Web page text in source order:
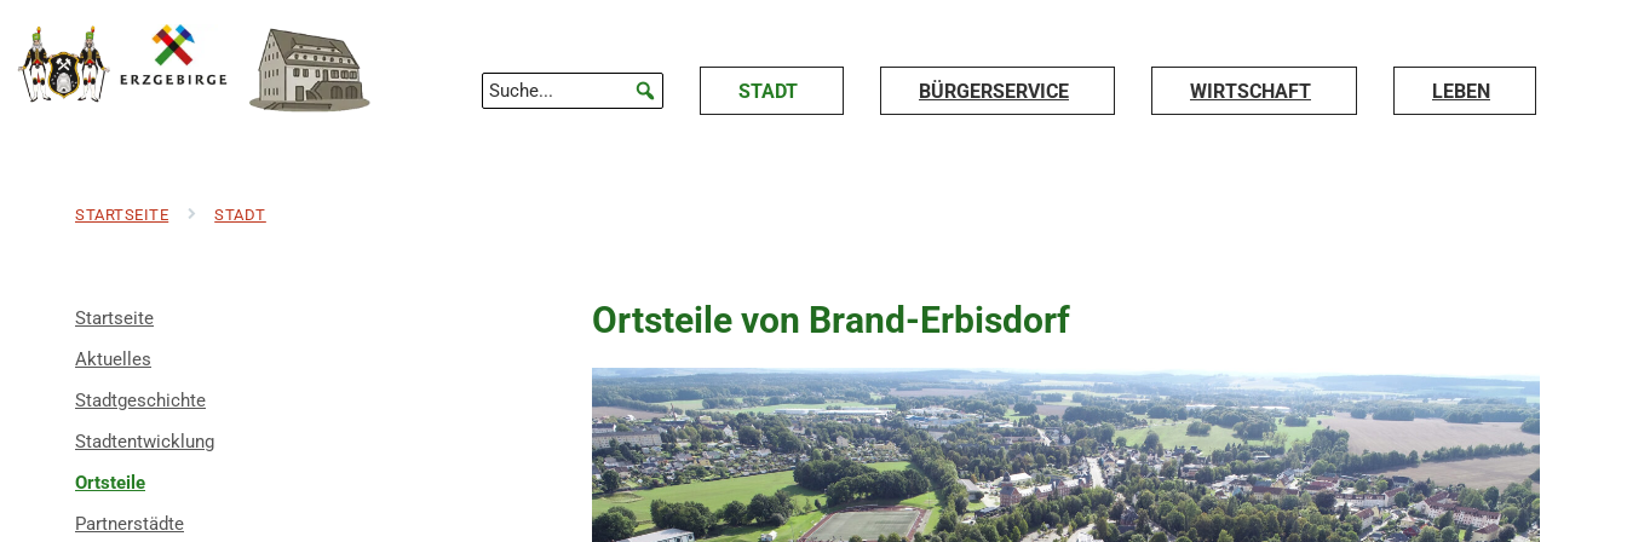
STADT BÜRGERSERVICE WIRTSCHAFT LEBEN
STARTSEITE STADT
Startseite
Aktuelles
Stadtgeschichte
Stadtentwicklung
Ortsteile
Partnerstädte
Ortsteile von Brand-Erbisdorf